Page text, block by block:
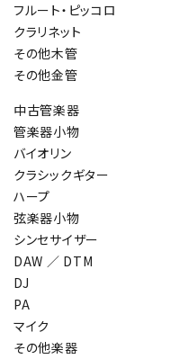
フルート・ピッコロ
クラリネット
その他木管
その他金管
中古管楽器
管楽器小物
バイオリン
クラシックギター
ハープ
弦楽器小物
シンセサイザー
DAW ／ DTM
DJ
PA
マイク
その他楽器